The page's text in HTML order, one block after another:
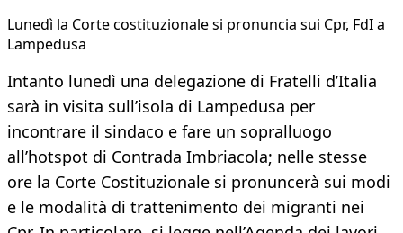
Lunedì la Corte costituzionale si pronuncia sui Cpr, FdI a
Lampedusa
Intanto lunedì una delegazione di Fratelli d’Italia
sarà in visita sull’isola di Lampedusa per
incontrare il sindaco e fare un sopralluogo
all’hotspot di Contrada Imbriacola; nelle stesse
ore la Corte Costituzionale si pronuncerà sui modi
e le modalità di trattenimento dei migranti nei